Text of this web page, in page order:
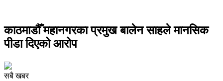
काठमाडौँ महानगरका प्रमुख बालेन साहले मानसिक
पीडा दिएको आरोप
सबै खबर